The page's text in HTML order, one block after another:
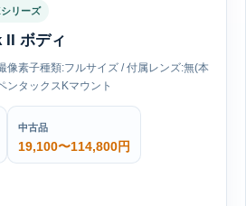
リーズ
II ボディ
像素子種類:フルサイズ / 付属レンズ:無(本
ンタックスKマウント
中古品
19,100〜114,800円